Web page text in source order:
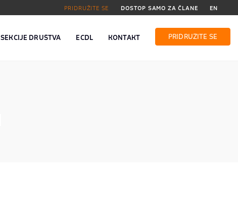
PRIDRUŽITE SE DOSTOP SAMO ZA ČLANE EN
SEKCIJE DRUŠTVA ECDL KONTAKT PRIDRUŽITE SE